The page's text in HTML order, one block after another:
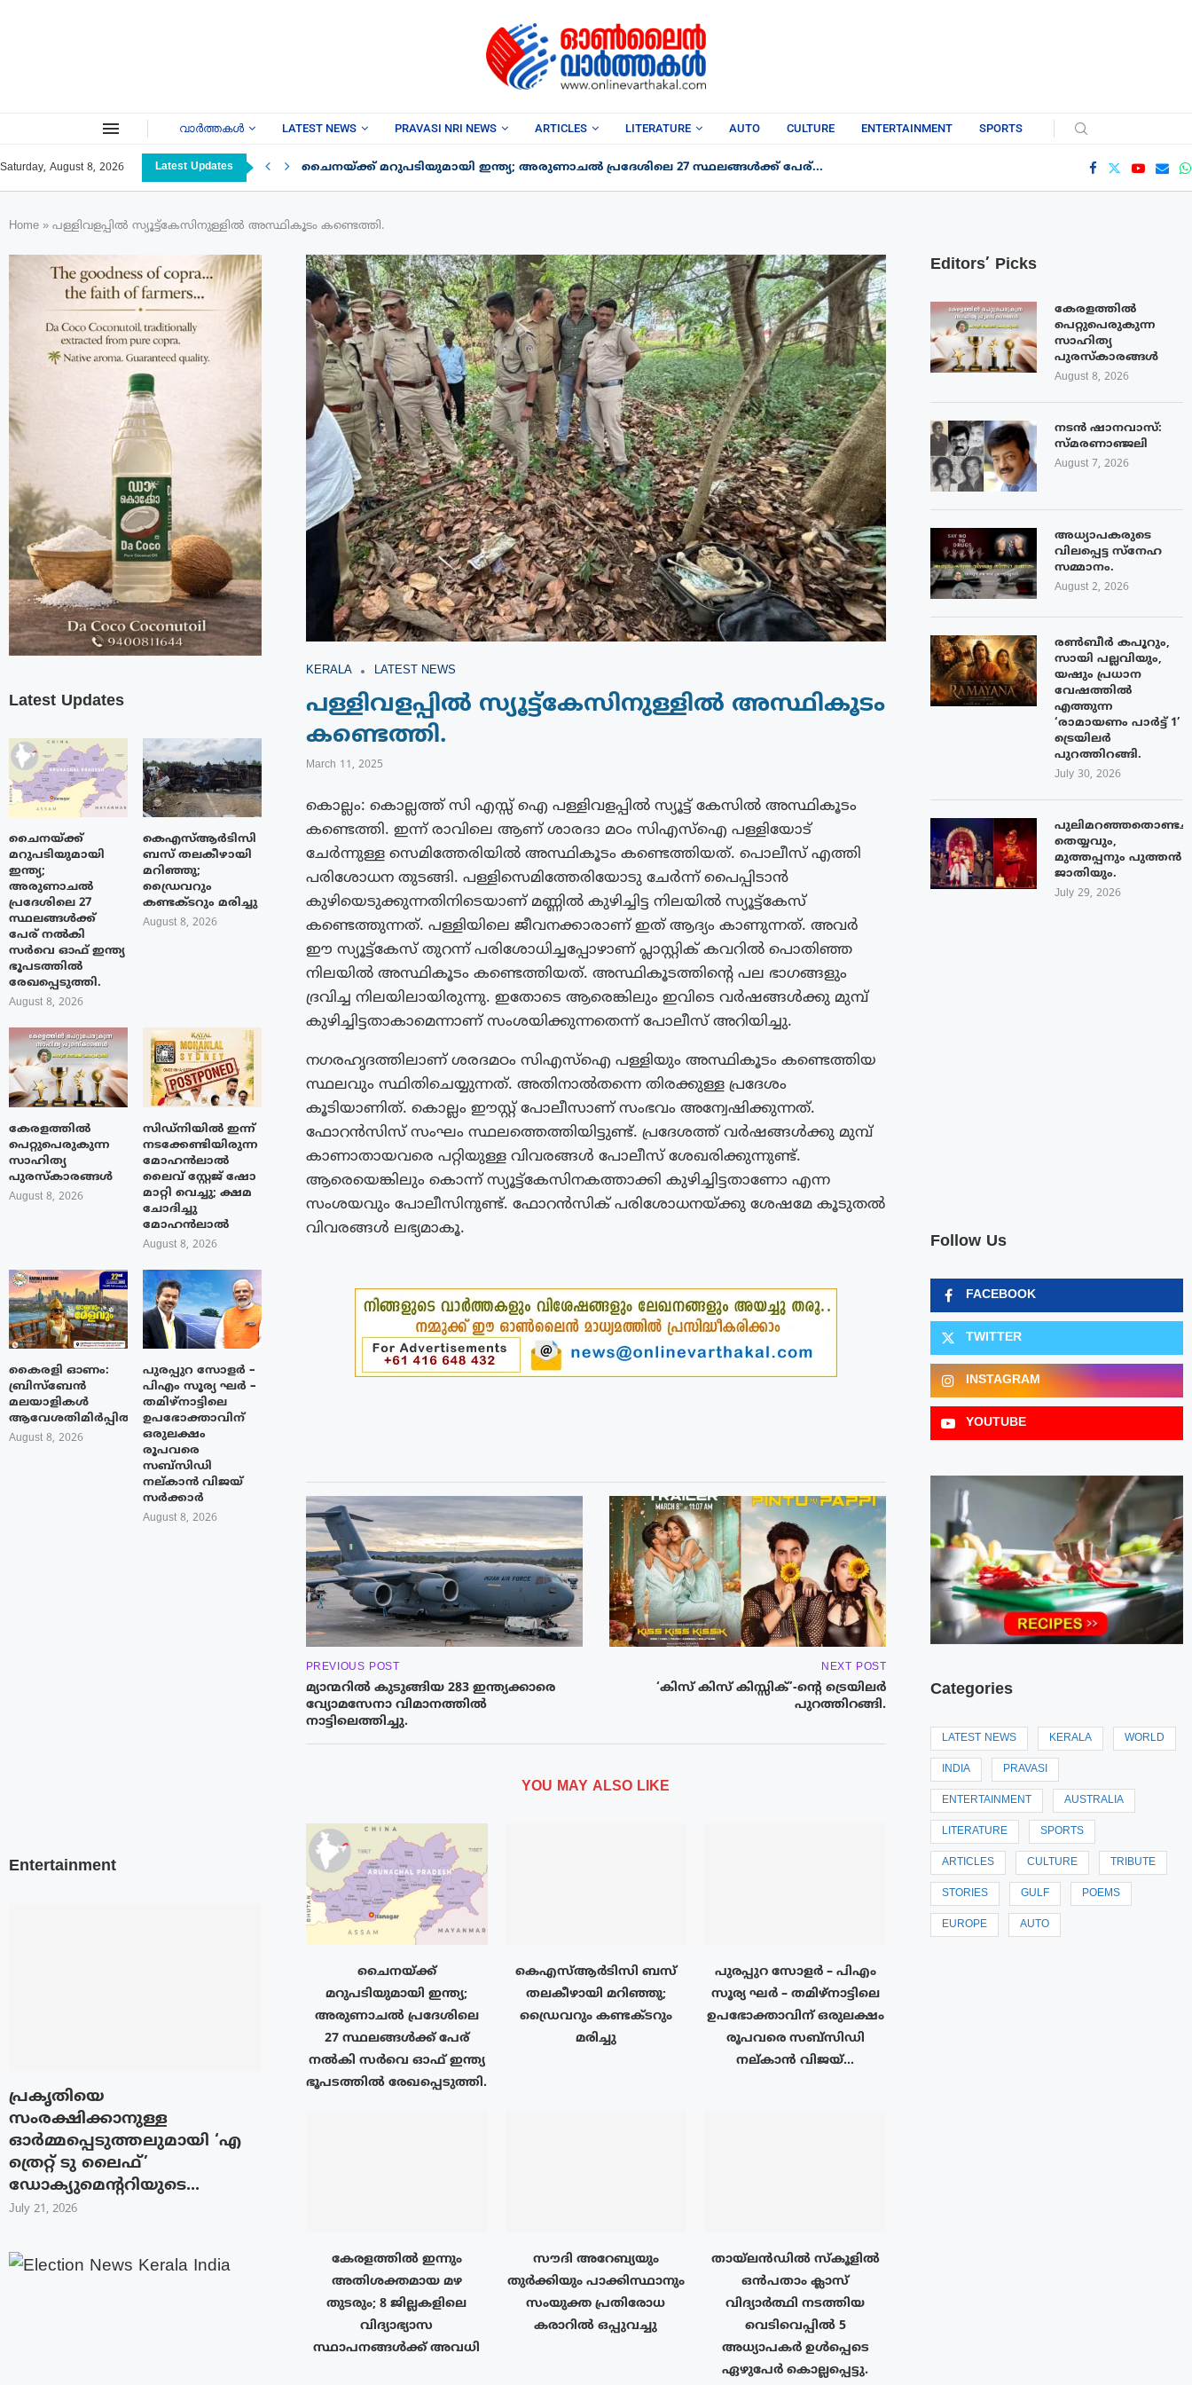
വാർത്തകൾ LATEST NEWS PRAVASI NRI NEWS ARTICLES LITERATURE AUTO CULTURE ENTERTAINMENT SPORTS
Saturday, August 8, 2026 Latest Updates ചൈനയ്ക്ക് മറുപടിയുമായി ഇന്ത്യ; അരുണാചൽ പ്രദേശിലെ 27 സ്ഥലങ്ങൾക്ക് പേര്...
Home » പള്ളിവളപ്പില്‍ സ്യൂട്ട്‌കേസിനുള്ളില്‍ അസ്ഥികൂടം കണ്ടെത്തി.
KERALA LATEST NEWS
പള്ളിവളപ്പില്‍ സ്യൂട്ട്‌കേസിനുള്ളില്‍ അസ്ഥികൂടം
കണ്ടെത്തി.
March 11, 2025
കൊല്ലം: കൊല്ലത്ത് സി എസ്സ് ഐ പള്ളിവളപ്പിൽ സ്യൂട്ട് കേസിൽ അസ്ഥികൂടം
കണ്ടെത്തി. ഇന്ന് രാവിലെ ആണ് ശാരദാ മഠം സിഎസ്ഐ പള്ളിയോട്
ചേർന്നുള്ള സെമിത്തേരിയിൽ അസ്ഥികൂടം കണ്ടെത്തിയത്. പൊലീസ് എത്തി
പരിശോധന തുടങ്ങി. പള്ളിസെമിത്തേരിയോടു ചേര്‍ന്ന് പൈപ്പിടാന്‍
കുഴിയെടുക്കുന്നതിനിടെയാണ് മണ്ണില്‍ കുഴിച്ചിട്ട നിലയില്‍ സ്യൂട്ട്‌കേസ്
കണ്ടെത്തുന്നത്. പള്ളിയിലെ ജീവനക്കാരാണ് ഇത് ആദ്യം കാണുന്നത്. അവര്‍
ഈ സ്യൂട്ട്‌കേസ് തുറന്ന് പരിശോധിച്ചപ്പോഴാണ് പ്ലാസ്റ്റിക് കവറില്‍ പൊതിഞ്ഞ
നിലയില്‍ അസ്ഥികൂടം കണ്ടെത്തിയത്. അസ്ഥികൂടത്തിന്റെ പല ഭാഗങ്ങളും
ദ്രവിച്ച നിലയിലായിരുന്നു. ഇതോടെ ആരെങ്കിലും ഇവിടെ വര്‍ഷങ്ങള്‍ക്കു മുമ്പ്
കുഴിച്ചിട്ടതാകാമെന്നാണ് സംശയിക്കുന്നതെന്ന് പോലീസ് അറിയിച്ചു.
നഗരഹൃദത്തിലാണ് ശരദമഠം സിഎസ്‌ഐ പള്ളിയും അസ്ഥികൂടം കണ്ടെത്തിയ
സ്ഥലവും സ്ഥിതിചെയ്യുന്നത്. അതിനാല്‍തന്നെ തിരക്കുള്ള പ്രദേശം
കൂടിയാണിത്. കൊല്ലം ഈസ്റ്റ് പോലീസാണ് സംഭവം അന്വേഷിക്കുന്നത്.
ഫോറന്‍സിസ് സംഘം സ്ഥലത്തെത്തിയിട്ടുണ്ട്. പ്രദേശത്ത് വര്‍ഷങ്ങള്‍ക്കു മുമ്പ്
കാണാതായവരെ പറ്റിയുള്ള വിവരങ്ങള്‍ പോലീസ് ശേഖരിക്കുന്നുണ്ട്.
ആരെയെങ്കിലും കൊന്ന് സ്യൂട്ട്‌കേസിനകത്താക്കി കുഴിച്ചിട്ടതാണോ എന്ന
സംശയവും പോലീസിനുണ്ട്. ഫോറന്‍സിക് പരിശോധനയ്ക്കു ശേഷമേ കൂടുതല്‍
വിവരങ്ങള്‍ ലഭ്യമാകൂ.
PREVIOUS POST
മ്യാന്മറിൽ കുടുങ്ങിയ 283 ഇന്ത്യക്കാരെ
വ്യോമസേനാ വിമാനത്തിൽ
നാട്ടിലെത്തിച്ചു.
NEXT POST
‘കിസ് കിസ് കിസ്സിക്’-ന്റെ ട്രെയിലര്‍
പുറത്തിറങ്ങി.
YOU MAY ALSO LIKE
ചൈനയ്ക്ക്
മറുപടിയുമായി ഇന്ത്യ;
അരുണാചൽ പ്രദേശിലെ
27 സ്ഥലങ്ങൾക്ക് പേര്
നൽകി സർവെ ഓഫ് ഇന്ത്യ
ഭൂപടത്തിൽ രേഖപ്പെടുത്തി.
കെഎസ്ആർടിസി ബസ്
തലകീഴായി മറിഞ്ഞു;
ഡ്രൈവറും കണ്ടക്ടറും
മരിച്ചു
പുരപ്പുറ സോളർ – പിഎം
സൂര്യ ഘർ – തമിഴ്നാട്ടിലെ
ഉപഭോക്താവിന് ഒരുലക്ഷം
രൂപവരെ സബ്സിഡി
നല്കാൻ വിജയ്...
കേരളത്തിൽ ഇന്നും
അതിശക്തമായ മഴ
തുടരും; 8 ജില്ലകളിലെ
വിദ്യാഭ്യാസ
സ്ഥാപനങ്ങൾക്ക് അവധി
സൗദി അറേബ്യയും
തുർക്കിയും പാക്കിസ്ഥാനും
സംയുക്ത പ്രതിരോധ
കരാറിൽ ഒപ്പുവച്ചു
തായ്‌ലൻഡിൽ സ്കൂളിൽ
ഒൻപതാം ക്ലാസ്
വിദ്യാർത്ഥി നടത്തിയ
വെടിവെപ്പിൽ 5
അധ്യാപകർ ഉൾപ്പെടെ
ഏഴുപേർ കൊല്ലപ്പെട്ടു.
Editors’ Picks
കേരളത്തിൽ
പെറ്റുപെരുകുന്ന
സാഹിത്യ
പുരസ്‌കാരങ്ങൾ
August 8, 2026
നടൻ ഷാനവാസ്:
സ്മരണാഞ്ജലി
August 7, 2026
അധ്യാപകരുടെ
വിലപ്പെട്ട സ്നേഹ
സമ്മാനം.
August 2, 2026
രൺബീർ കപൂറും,
സായി പല്ലവിയും,
യഷും പ്രധാന
വേഷത്തിൽ
എത്തുന്ന
‘രാമായണം പാർട്ട് 1’
ട്രെയിലർ
പുറത്തിറങ്ങി.
July 30, 2026
തെയ്യവും,
മുത്തപ്പനും പുത്തൻ
ജാതിയും.
July 29, 2026
Follow Us
FACEBOOK
TWITTER
INSTAGRAM
YOUTUBE
Categories
LATEST NEWS KERALA WORLD
INDIA PRAVASI
ENTERTAINMENT AUSTRALIA
LITERATURE SPORTS
ARTICLES CULTURE TRIBUTE
STORIES GULF POEMS
EUROPE AUTO
Latest Updates
ചൈനയ്ക്ക്
മറുപടിയുമായി
ഇന്ത്യ;
അരുണാചൽ
പ്രദേശിലെ 27
സ്ഥലങ്ങൾക്ക്
പേര് നൽകി
സർവെ ഓഫ് ഇന്ത്യ
ഭൂപടത്തിൽ
രേഖപ്പെടുത്തി.
August 8, 2026
കെഎസ്ആർടിസി
ബസ് തലകീഴായി
മറിഞ്ഞു;
ഡ്രൈവറും
കണ്ടക്ടറും മരിച്ചു
August 8, 2026
കേരളത്തിൽ
പെറ്റുപെരുകുന്ന
സാഹിത്യ
പുരസ്‌കാരങ്ങൾ
August 8, 2026
സിഡ്നിയിൽ ഇന്ന്
നടക്കേണ്ടിയിരുന്ന
മോഹൻലാൽ
ലൈവ് സ്റ്റേജ് ഷോ
മാറ്റി വെച്ചു; ക്ഷമ
ചോദിച്ചു
മോഹൻലാൽ
August 8, 2026
കൈരളി ഓണം:
ബ്രിസ്ബേൻ
മലയാളികൾ
ആവേശതിമിർപ്പിൽ
August 8, 2026
പുരപ്പുറ സോളർ –
പിഎം സൂര്യ ഘർ –
തമിഴ്നാട്ടിലെ
ഉപഭോക്താവിന്
ഒരുലക്ഷം
രൂപവരെ
സബ്സിഡി
നല്കാൻ വിജയ്
സർക്കാർ
August 8, 2026
Entertainment
പ്രകൃതിയെ
സംരക്ഷിക്കാനുള്ള
ഓർമ്മപ്പെടുത്തലുമായി ‘എ
ത്രെറ്റ് ടു ലൈഫ്’
ഡോക്യുമെന്ററിയുടെ...
July 21, 2026